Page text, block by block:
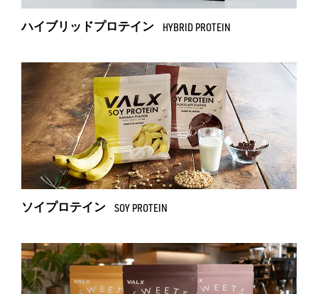
ハイブリッドプロテイン HYBRID PROTEIN
ソイプロテイン SOY PROTEIN